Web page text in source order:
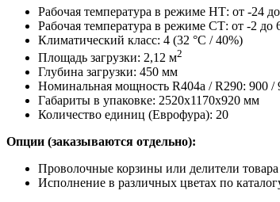
Рабочая температура в режиме НТ: от -24
Рабочая температура в режиме СТ: от -2 до
Климатический класс: 4 (32 °С / 40%)
Площадь загрузки: 2,12 м2
Глубина загрузки: 450 мм
Номинальная мощность R404a / R290: 900 /
Габариты в упаковке: 2520х1170х920 мм
Количество единиц (Еврофура): 20
Опции (заказываются отдельно):
Проволочные корзины или делители
Исполнение в различных цветах по